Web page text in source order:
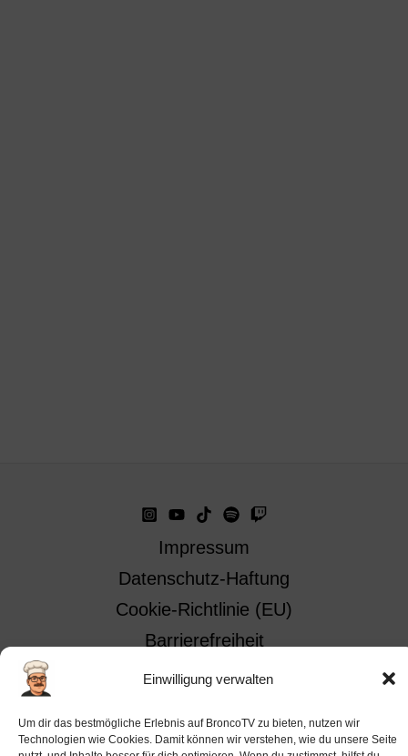
Einwilligung verwalten
Um dir das bestmögliche Erlebnis auf BroncoTV zu bieten, nutzen wir
Technologien wie Cookies. Damit können wir verstehen, wie du unsere Seite
Impressum
Datenschutz-Haftung
Cookie-Richtlinie (EU)
Barrierefreiheit
Ai-License